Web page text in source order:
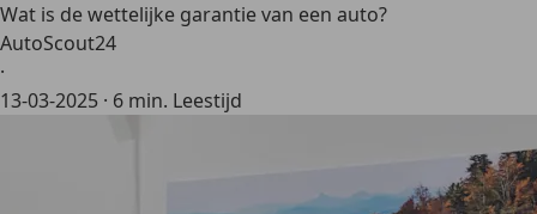
Wat is de wettelijke garantie van een auto?
AutoScout24
·
13-03-2025 · 6 min. Leestijd